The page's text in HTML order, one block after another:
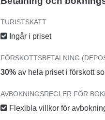
TURISTSKATT
Ingår i priset
FÖRSKOTTSBETALNING
30% av hela priset i förskott
AVBOKNINGSREGLER FÖR
Flexibla villkor för